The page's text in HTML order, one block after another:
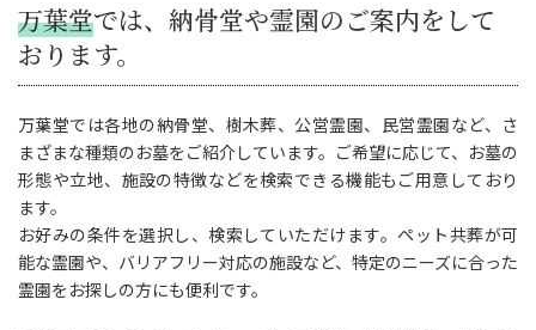
万葉堂では、納骨堂や霊園のご案内をして
おります。
万葉堂では各地の納骨堂、樹木葬、公営霊園、民営霊園など、さ
まざまな種類のお墓をご紹介しています。ご希望に応じて、お墓の
形態や立地、施設の特徴などを検索できる機能もご用意しており
ます。
お好みの条件を選択し、検索していただけます。ペット共葬が可
能な霊園や、バリアフリー対応の施設など、特定のニーズに合った
霊園をお探しの方にも便利です。